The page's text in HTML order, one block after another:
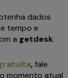
dados
tempo e
a getdesk.
, fale
momento atual